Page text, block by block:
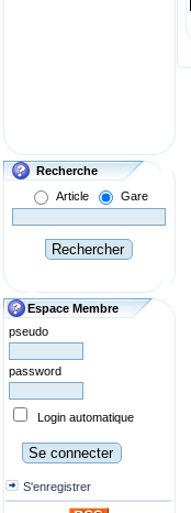
Recherche
Article
Gare
Espace Membre
pseudo
password
Login automatique
S'enregistrer